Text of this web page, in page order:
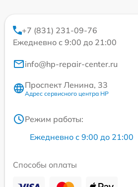
+7 (831) 231-09-76
Ежедневно с 9:00 до 21:00
info@hp-repair-center.ru
Проспект Ленина, 33
Адрес сервисного центра HP
Режим работы:
Ежедневно с 9:00 до 21:00
Способы оплаты